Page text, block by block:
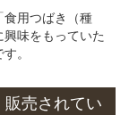
食用つばき（種
味をもっていた
。
販売されてい